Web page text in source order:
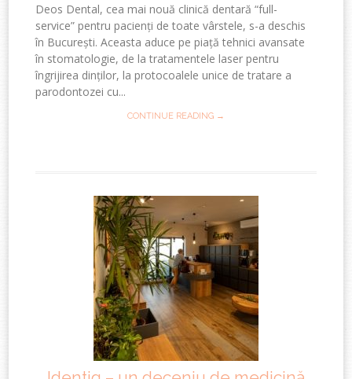
Deos Dental, cea mai nouă clinică dentară “full-
service” pentru pacienți de toate vârstele, s-a deschis
în București. Aceasta aduce pe piață tehnici avansate
în stomatologie, de la tratamentele laser pentru
îngrijirea dinților, la protocoalele unice de tratare a
parodontozei cu...
CONTINUE READING →